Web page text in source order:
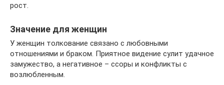
рост.
Значение для женщин
У женщин толкование связано с любовными
отношениями и браком. Приятное видение сулит удачное
замужество, а негативное – ссоры и конфликты с
возлюбленным.